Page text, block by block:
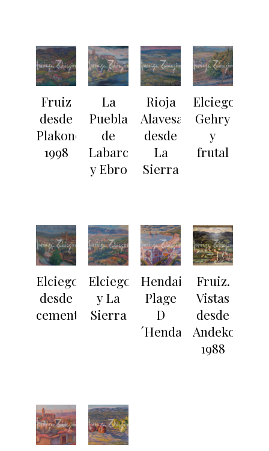
Fruiz
desde
Plakone.
1998
La
Puebla
de
Labarca
y Ebro
Rioja
Alavesa
desde
La
Sierra
Elciego,
Gehry
y
frutal
Elciego
desde
cementerio
Elciego
y La
Sierra
Hendaia.
Plage
D
´Hendaye
Fruiz.
Vistas
desde
Andeko.
1988